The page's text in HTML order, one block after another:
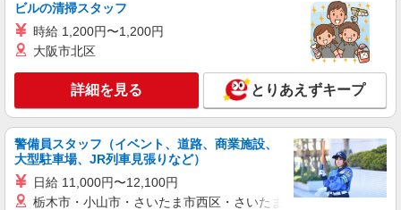
ビルの清掃スタッフ
時給 1,200円〜1,200円
大阪市北区
詳細を見る とりあえずキープ
警備員スタッフ（イベント、道路、商業施設、
大型駐車場、JR列車見張りなど）
日給 11,000円〜12,100円
栃木市・小山市・さいたま市西区・さいたま市岩槻区・久喜市・